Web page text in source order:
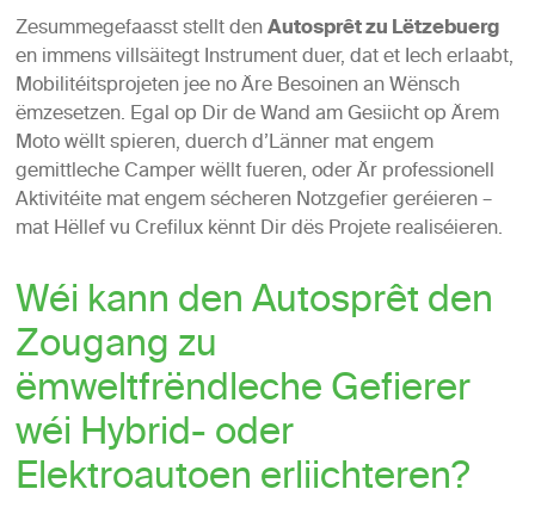
Zesummegefaasst stellt denAutosprêt zu Lëtzebuerg
en immens villsäitegt Instrument duer, dat et Iech erlaabt,
Mobilitéitsprojeten jee no Äre Besoinen an Wënsch
ëmzesetzen. Egal op Dir de Wand am Gesiicht op Ärem
Moto wëllt spieren, duerch d’Länner mat engem
gemittleche Camper wëllt fueren, oder Är professionell
Aktivitéite mat engem sécheren Notzgefier geréieren –
mat Hëllef vu Crefilux kënnt Dir dës Projete realiséieren.
Wéi kann den Autosprêt den
Zougang zu
ëmweltfrëndleche Gefierer
wéi Hybrid- oder
Elektroautoen erliichteren?